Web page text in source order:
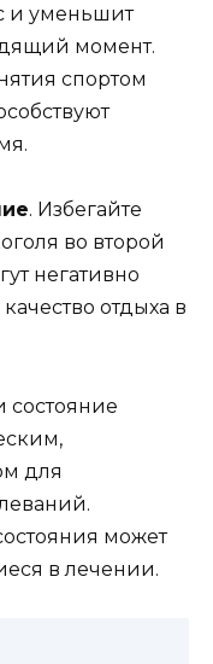
и уменьшит
момент.
спортом
. Избегайте
во второй
негативно
отдыха в
состояние
для
может
в лечении.